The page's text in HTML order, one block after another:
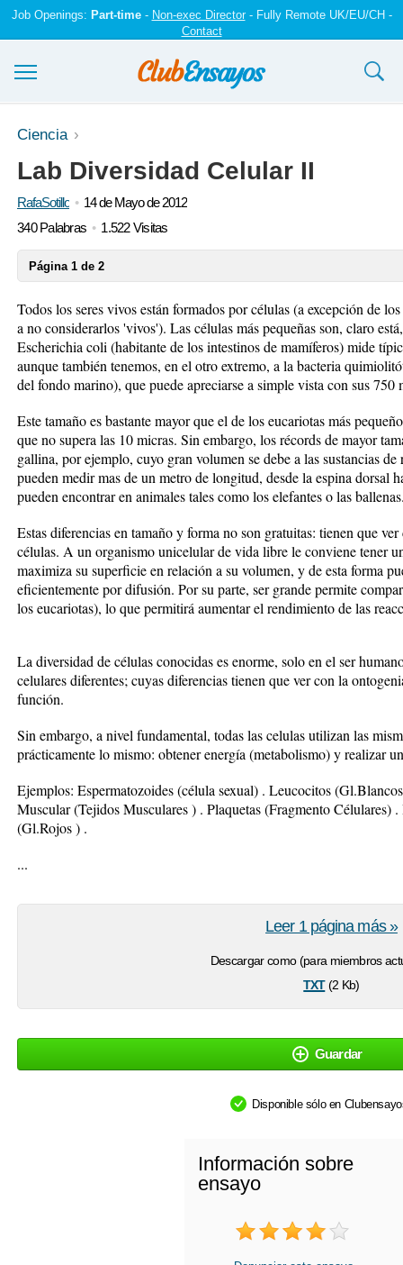
Job Openings: Part-time- Non-exec Director- Fully Remote UK/EU/CH -
Contact
Ensayos y trabajos
Registrarse
Iniciar sesión
Ciencia
Lab Diversidad Celular II
RafaSotillo
14 de Mayo de 2012
340 Palabras
1.522 Visitas
Página 1 de 2
Todos los seres vivos están formados por células (a excepción de
a no considerarlos 'vivos'). Las células más pequeñas son, claro
Escherichia coli (habitante de los intestinos de mamíferos) mide
aunque también tenemos, en el otro extremo, a la bacteria
del fondo marino), que puede apreciarse a simple vista con sus 750
Este tamaño es bastante mayor que el de los eucariotas más
que no supera las 10 micras. Sin embargo, los récords de mayor
gallina, por ejemplo, cuyo gran volumen se debe a las sustancias
pueden medir mas de un metro de longitud, desde la espina dorsal
pueden encontrar en animales tales como los elefantes o las
Estas diferencias en tamaño y forma no son gratuitas: tienen que
células. A un organismo unicelular de vida libre le conviene tener
maximiza su superficie en relación a su volumen, y de esta forma
eficientemente por difusión. Por su parte, ser grande permite
los eucariotas), lo que permitirá aumentar el rendimiento de las
La diversidad de células conocidas es enorme, solo en el ser
celulares diferentes; cuyas diferencias tienen que ver con la
función.
Sin embargo, a nivel fundamental, todas las celulas utilizan las
prácticamente lo mismo: obtener energía (metabolismo) y realizar
Ejemplos: Espermatozoides (célula sexual) . Leucocitos
Muscular (Tejidos Musculares ) . Plaquetas (Fragmento Célulares)
(Gl.Rojos ) .
...
Descargar como (para miembros
txt(2 Kb)
Leer 1 página más »
Guardar
Disponible sólo en
Información sobre
ensayo